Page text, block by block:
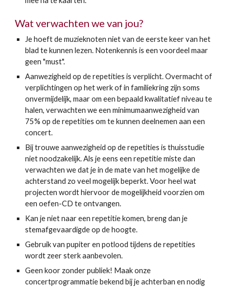
Wat verwachten we van jou?
​Je hoeft de muzieknoten niet van de eerste keer van het
blad te kunnen lezen. Notenkennis is een voordeel maar
geen "must".
Aanwezigheid op de repetities is verplicht. Overmacht of
verplichtingen op het werk of in familiekring zijn soms
onvermijdelijk, maar om een bepaald kwalitatief niveau te
halen, verwachten we een minimumaanwezigheid van
75% op de repetities om te kunnen deelnemen aan een
concert.
Bij trouwe aanwezigheid op de repetities is thuisstudie
niet noodzakelijk. Als je eens een repetitie miste dan
verwachten we dat je in de mate van het mogelijke de
achterstand zo veel mogelijk beperkt. Voor heel wat
projecten wordt hiervoor de mogelijkheid voorzien om
een oefen-CD te ontvangen.
Kan je niet naar een repetitie komen, breng dan je
stemafgevaardigde op de hoogte.
Gebruik van pupiter en potlood tijdens de repetities
wordt zeer sterk aanbevolen.
Geen koor zonder publiek! Maak onze
concertprogrammatie bekend bij je achterban en nodig